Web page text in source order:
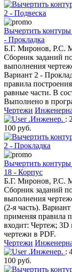
Вычертить контуры
- Прокладка
Б.Г. Миронов, Р.С.
Сборник заданий
выполнения
Вариант 2 -
правила
равные части. В
Выполнено в
Чертежи
.Инженер. :
100 руб.
Вычертить контуры
18 - Корпус
Б.Г. Миронов, Р.С.
Сборник заданий
выполнения
(2-я часть).
применяя правила
входит: Чертеж;
чертежи в PDF.
Чертежи
.Инженер. :
100 руб.